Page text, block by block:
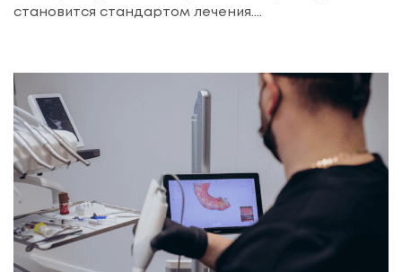
становится стандартом лечения....